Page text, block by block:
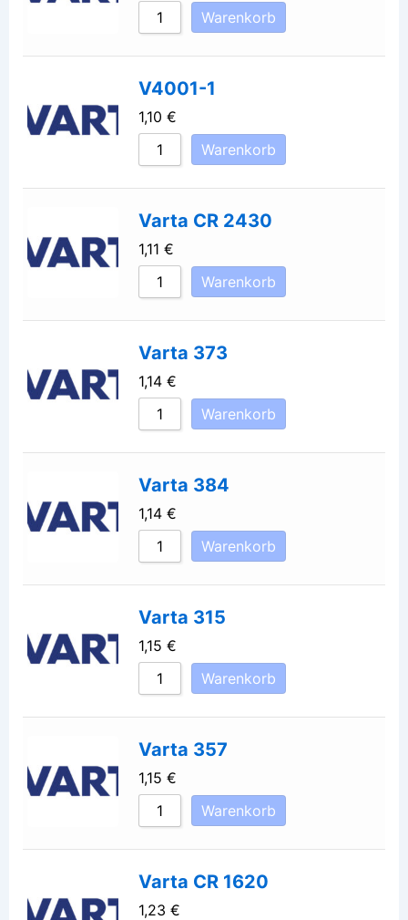
Warenkorb
V4001-1
1,10 €
Warenkorb
Varta CR 2430
1,11 €
Warenkorb
Varta 373
1,14 €
Warenkorb
Varta 384
1,14 €
Warenkorb
Varta 315
1,15 €
Warenkorb
Varta 357
1,15 €
Warenkorb
Varta CR 1620
1,23 €